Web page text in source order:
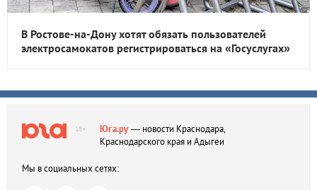
В Ростове-на-Дону хотят обязать пользователей
электросамокатов регистрироваться на «Госуслугах»
18+ Юга.ру— новости Краснодара,
Краснодарского края и Адыгеи
Мы в социальных сетях: